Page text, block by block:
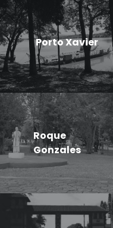
Porto Xavier
Roque
Gonzales